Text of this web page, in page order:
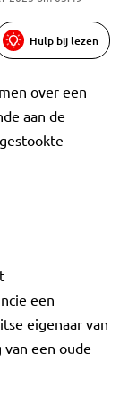
Hulp bij lezen
over een
aan de
een
eigenaar van
een oude